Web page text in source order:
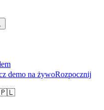
demo na żywoRozpocznij
🇵🇱